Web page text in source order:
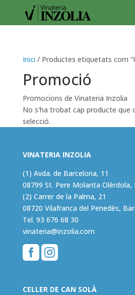
Products
search
Inici / Productes etiquetats com
Promoció
Promocions de Vinateria Inzolia
No s'ha trobat cap producte que
selecció.
VINATERIA INZOLIA
(1) Avda. de Barcelona, 11
08799 St. Pere Molanta Olèrdola,
(2) Carrer de la Palma, 21
08720 Vilafranca del Penedès,
Tel. 93 676 68 30
vinateria@inzolia.com

CELLER DE CAN SOLÀ